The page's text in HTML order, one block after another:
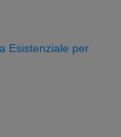
Esistenziale per